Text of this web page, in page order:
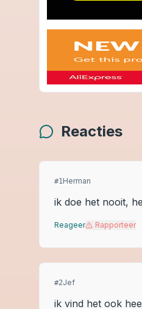
Reacties
#1Herman
ik doe het nooit,
Reageer Rapporteer
#2Jef
ik vind het ook